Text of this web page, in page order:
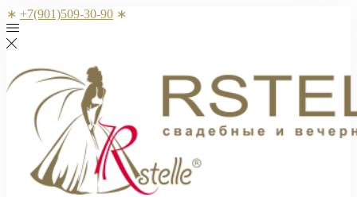
∗ +7(901)509-30-90 ∗